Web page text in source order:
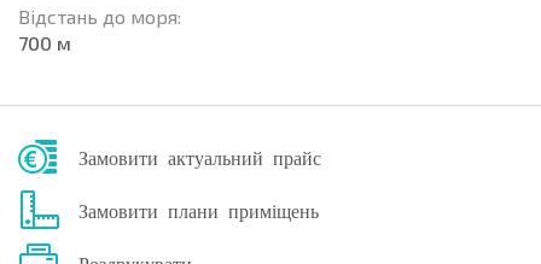
Відстань до моря:
700 м
Замовити актуальний прайс
Замовити плани приміщень